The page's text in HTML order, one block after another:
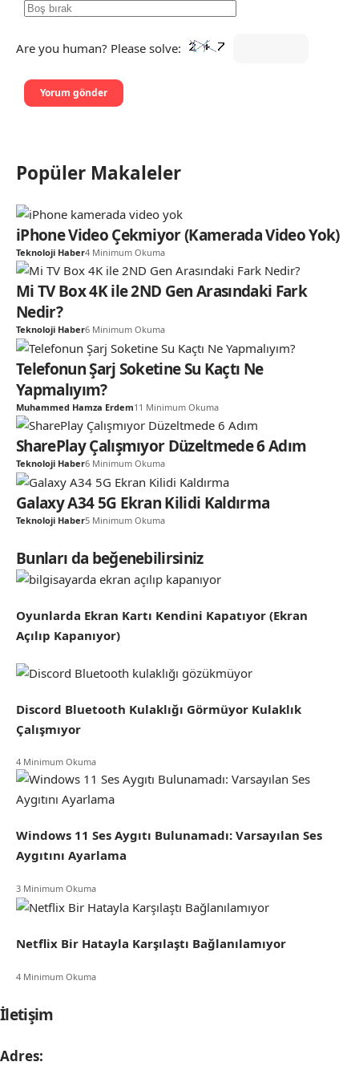
Are you human? Please solve:
Popüler Makaleler
iPhone Video Çekmiyor (Kamerada Video Yok)
Teknoloji Haber4 Minimum Okuma
Mi TV Box 4K ile 2ND Gen Arasındaki Fark
Nedir?
Teknoloji Haber6 Minimum Okuma
Telefonun Şarj Soketine Su Kaçtı Ne
Yapmalıyım?
Muhammed Hamza Erdem11 Minimum Okuma
SharePlay Çalışmıyor Düzeltmede 6 Adım
Teknoloji Haber6 Minimum Okuma
Galaxy A34 5G Ekran Kilidi Kaldırma
Teknoloji Haber5 Minimum Okuma
Bunları da beğenebilirsiniz
Oyunlarda Ekran Kartı Kendini Kapatıyor (Ekran
Açılıp Kapanıyor)
Discord Bluetooth Kulaklığı Görmüyor Kulaklık
Çalışmıyor
4 Minimum Okuma
Windows 11 Ses Aygıtı Bulunamadı: Varsayılan Ses
Aygıtını Ayarlama
3 Minimum Okuma
Netflix Bir Hatayla Karşılaştı Bağlanılamıyor
4 Minimum Okuma
İletişim
Adres: